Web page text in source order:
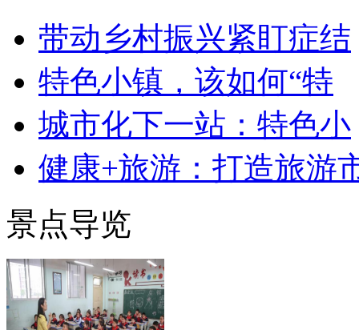
带动乡村振兴紧盯症结
特色小镇，该如何“特
城市化下一站：特色小
健康+旅游：打造旅游
景点导览